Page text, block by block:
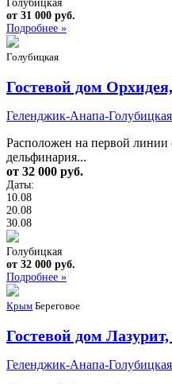
Голубицкая
от 31 000 руб.
Подробнее »
Голубицкая
Гостевой дом
Геленджик-Анапа-
Расположен на первой линии
дельфинария...
от 32 000 руб.
Даты:
10.08
20.08
30.08
Голубицкая
от 32 000 руб.
Подробнее »
Крым Береговое
Гостевой дом Лазурит,
Геленджик-Анапа-